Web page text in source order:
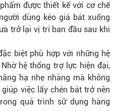
được thiết kế với cơ chế
dùng kéo giá bát xuống
trở lại vị trí ban đầu sau khi
biệt phù hợp với những hệ
hệ thống trợ lực hiện đại,
hạ nhẹ nhàng mà không
việc lấy chén bát trở nên
quá trình sử dụng hàng